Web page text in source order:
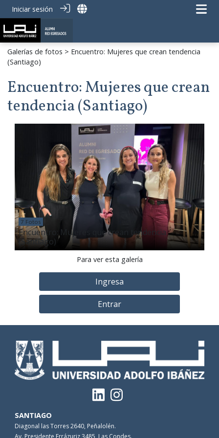
Iniciar sesión
Galerías de fotos > Encuentro: Mujeres que crean tendencia
(Santiago)
Encuentro: Mujeres que crean
tendencia (Santiago)
7 Fotos
Encuentro: Mujeres que crean tendencia
(Santiago)
Para ver esta galería
Ingresa
Entrar
SANTIAGO
Diagonal las Torres 2640, Peñalolén.
Av. Presidente Errázuriz 3485, Las Condes.